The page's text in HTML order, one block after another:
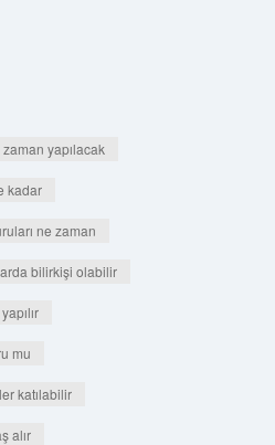
yapılacak
kadar
ne zaman
bilirkişi olabilir
mu
katılabilir
alır